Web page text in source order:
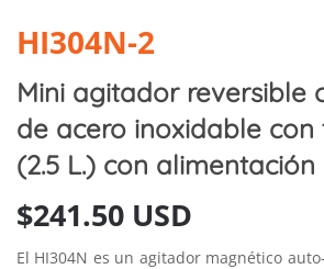
HI304N-2
Mini agitador reversible
de acero inoxidable
(2.5 L.) con
$241.50 USD
El HI304N es un agitador magnético